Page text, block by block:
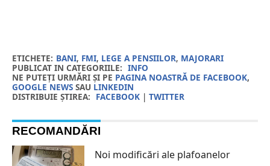
ETICHETE: BANI, FMI, LEGE A PENSIILOR, MAJORARI
PUBLICAT IN CATEGORIILE: INFO
NE PUTEȚI URMĂRI ȘI PE PAGINA NOASTRĂ DE FACEBOOK,
GOOGLE NEWSSAU LINKEDIN
DISTRIBUIE ȘTIREA: FACEBOOK| TWITTER
RECOMANDĂRI
Noi modificări ale plafoanelor